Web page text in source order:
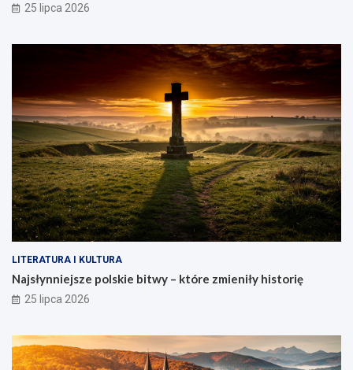
25 lipca 2026
LITERATURA I KULTURA
Najsłynniejsze polskie bitwy – które zmieniły historię
25 lipca 2026